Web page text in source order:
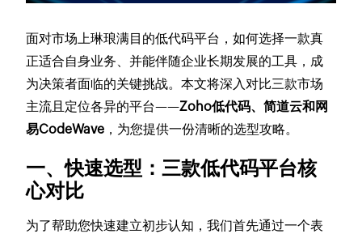
面对市场上琳琅满目的低代码平台，如何选择一款真
正适合自身业务、并能伴随企业长期发展的工具，成
为决策者面临的关键挑战。本文将深入对比三款市场
主流且定位各异的平台——Zoho低代码、简道云和网
易CodeWave ，为您提供一份清晰的选型攻略。
一、快速选型：三款低代码平台核
心对比
为了帮助您快速建立初步认知，我们首先通过一个表